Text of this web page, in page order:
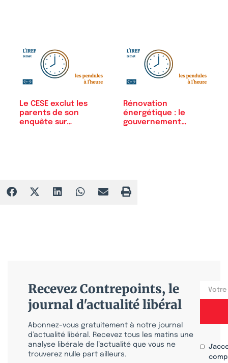
Le CESE exclut les
parents de son
enquête sur…
Rénovation
énergétique : le
gouvernement
Recevez Contrepoints, le
journal d'actualité libéral
Abonnez-vous gratuitement à notre journal
d’actualité libéral. Recevez tous les matins une
analyse libérale de l’actualité que vous ne
trouverez nulle part ailleurs.